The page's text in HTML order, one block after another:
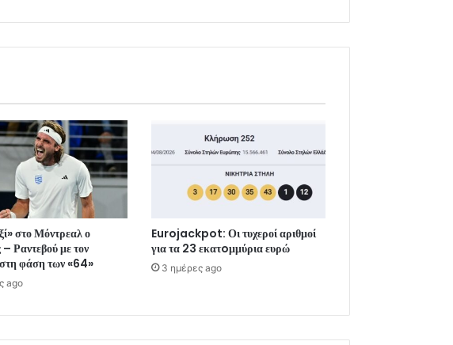
στο Μόντρεαλ ο
– Ραντεβού με τον
φάση των «64»
ago
Eurojackpot: Οι τυχεροί αριθμοί
για τα 23 εκατoμμύρια ευρώ
3 ημέρες ago